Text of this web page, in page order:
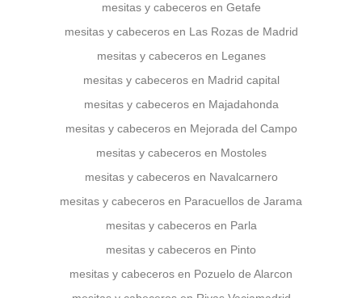
mesitas y cabeceros en Getafe
mesitas y cabeceros en Las Rozas de Madrid
mesitas y cabeceros en Leganes
mesitas y cabeceros en Madrid capital
mesitas y cabeceros en Majadahonda
mesitas y cabeceros en Mejorada del Campo
mesitas y cabeceros en Mostoles
mesitas y cabeceros en Navalcarnero
mesitas y cabeceros en Paracuellos de Jarama
mesitas y cabeceros en Parla
mesitas y cabeceros en Pinto
mesitas y cabeceros en Pozuelo de Alarcon